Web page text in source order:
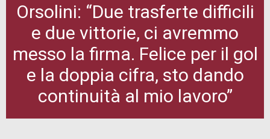
Orsolini: “Due trasferte difficili
e due vittorie, ci avremmo
messo la firma. Felice per il gol
e la doppia cifra, sto dando
continuità al mio lavoro”